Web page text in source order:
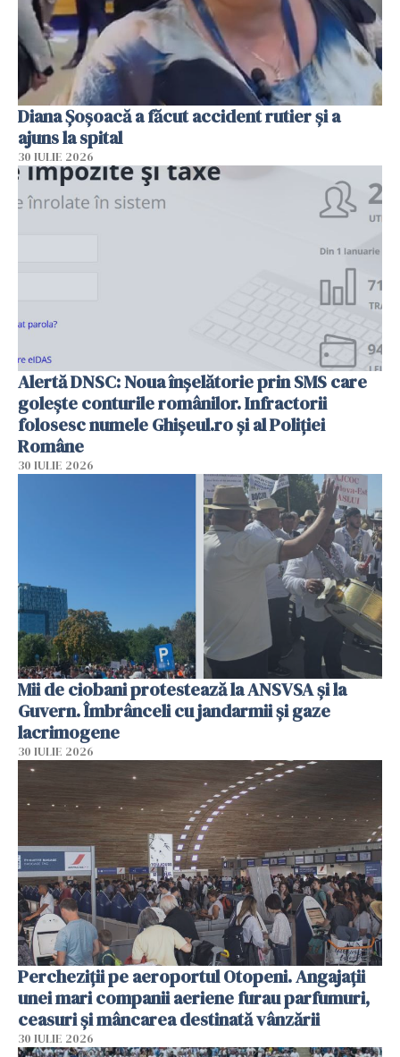
Diana Șoșoacă a făcut accident rutier și a
ajuns la spital
30 IULIE 2026
Alertă DNSC: Noua înșelătorie prin SMS care
golește conturile românilor. Infractorii
folosesc numele Ghișeul.ro și al Poliției
Române
30 IULIE 2026
Mii de ciobani protestează la ANSVSA și la
Guvern. Îmbrânceli cu jandarmii și gaze
lacrimogene
30 IULIE 2026
Percheziții pe aeroportul Otopeni. Angajații
unei mari companii aeriene furau parfumuri,
ceasuri și mâncarea destinată vânzării
30 IULIE 2026